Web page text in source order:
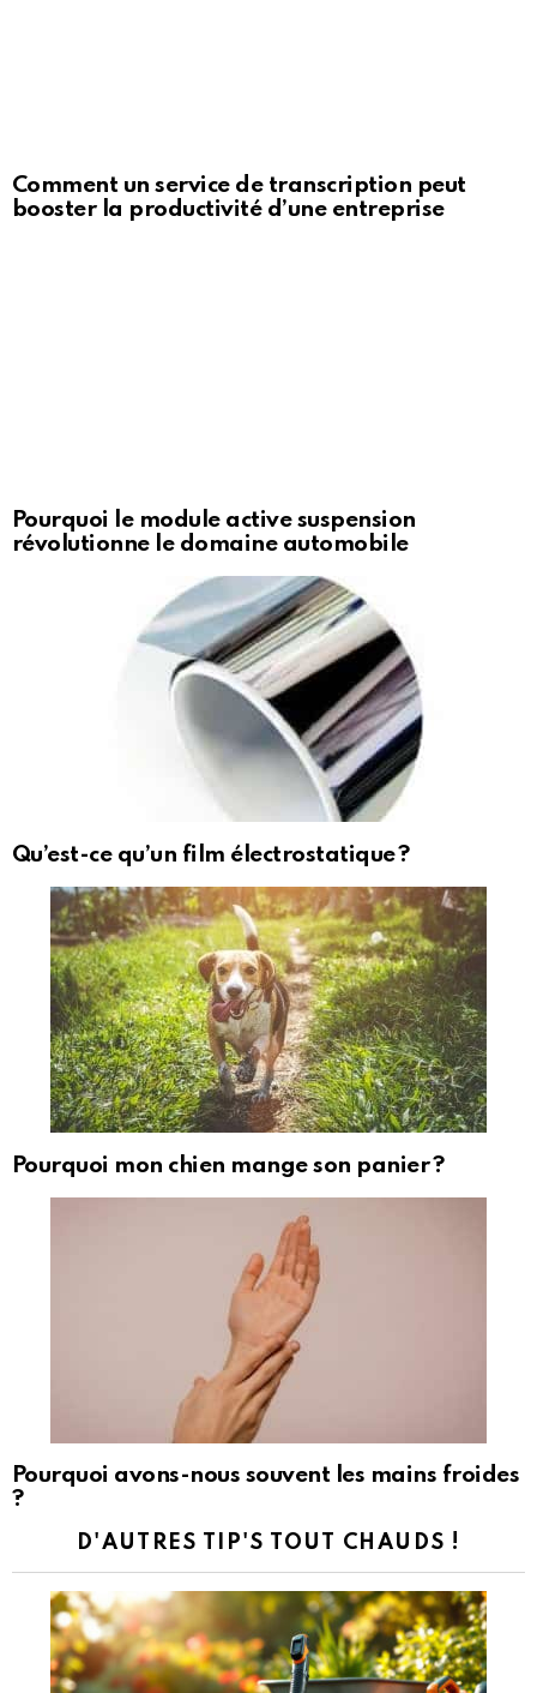
Comment un service de transcription peut
booster la productivité d’une entreprise
Pourquoi le module active suspension
révolutionne le domaine automobile
Qu’est-ce qu’un film électrostatique ?
Pourquoi mon chien mange son panier ?
Pourquoi avons-nous souvent les mains froides
?
D'AUTRES TIP'S TOUT CHAUDS !